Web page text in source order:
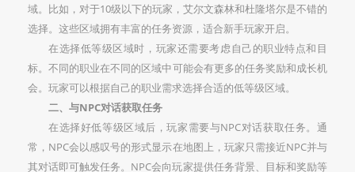
域。比如，对于10级以下的玩家，艾尔文森林和杜隆塔尔是不错的
选择。这些区域拥有丰富的任务资源，适合新手玩家开启。
在选择低等级区域时，玩家还需要考虑自己的职业特点和目
标。不同的职业在不同的区域中可能会有更多的任务奖励和成长机
会。玩家可以根据自己的职业需求选择合适的低等级区域。
二、与NPC对话获取任务
在选择好低等级区域后，玩家需要与NPC对话获取任务。通
常，NPC会以感叹号的形式显示在地图上，玩家只需接近NPC并与
其对话即可触发任务。NPC会向玩家提供任务背景、目标和奖励等